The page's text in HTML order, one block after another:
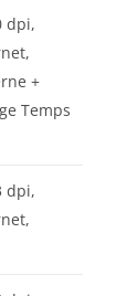
dpi,
+
Temps
dpi,